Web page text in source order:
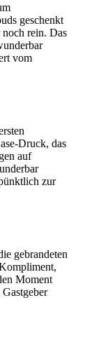
geschenkt
rein. Das
vom
Druck, das
auf
zur
gebrandeten
Moment